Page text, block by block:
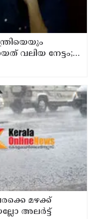
വലിയ നേട്ടം;
മഴക്ക്
അലര്‍ട്ട്